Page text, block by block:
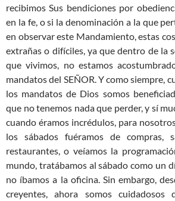
recibimos Sus bendiciones por
en la fe, o si la denominación a la que
en observar este Mandamiento, estas
extrañas o difíciles, ya que dentro de la
que vivimos, no estamos
mandatos del SEÑOR. Y como siempre,
los mandatos de Dios somos
que no tenemos nada que perder, y sí
cuando éramos incrédulos, para
los sábados fuéramos de compras,
restaurantes, o veíamos la
mundo, tratábamos al sábado como un
no íbamos a la oficina. Sin embargo,
creyentes, ahora somos cuidadosos